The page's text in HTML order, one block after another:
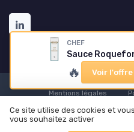
CHEF
Sauce
🔥 Voir l'offre
Mentions légales
© Foodie
Ce site utilise des cookies et
vous souhaitez activer